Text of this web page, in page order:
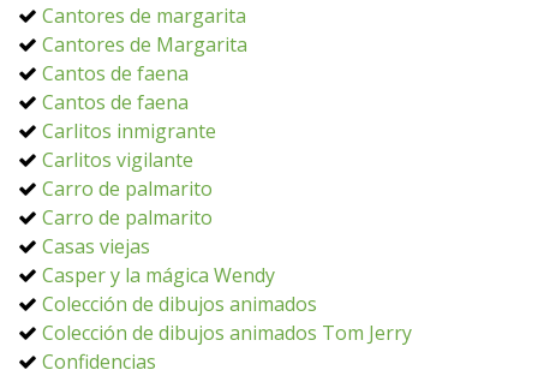
Cantores de margarita
Cantores de Margarita
Cantos de faena
Cantos de faena
Carlitos inmigrante
Carlitos vigilante
Carro de palmarito
Carro de palmarito
Casas viejas
Casper y la mágica Wendy
Colección de dibujos animados
Colección de dibujos animados Tom Jerry
Confidencias